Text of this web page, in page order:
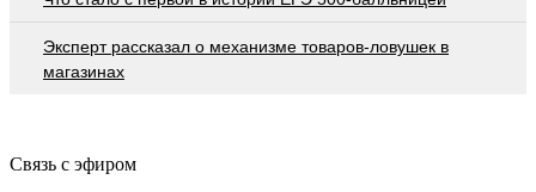
Эксперт рассказал о механизме товаров-ловушек в
магазинах
Связь с эфиром